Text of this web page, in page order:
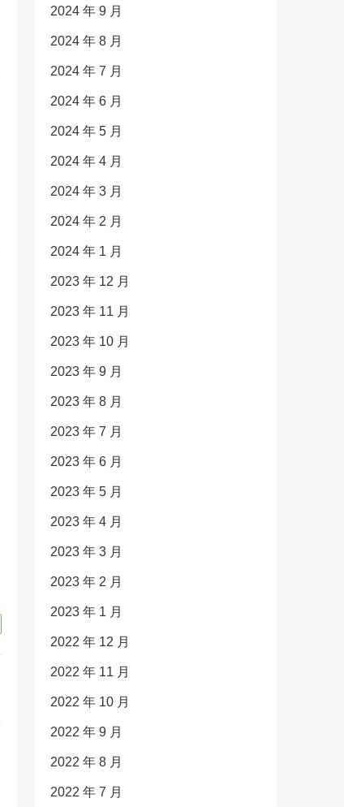
2024 年 9 月
2024 年 8 月
2024 年 7 月
2024 年 6 月
2024 年 5 月
2024 年 4 月
2024 年 3 月
2024 年 2 月
2024 年 1 月
2023 年 12 月
2023 年 11 月
2023 年 10 月
2023 年 9 月
2023 年 8 月
2023 年 7 月
2023 年 6 月
2023 年 5 月
2023 年 4 月
2023 年 3 月
2023 年 2 月
2023 年 1 月
2022 年 12 月
2022 年 11 月
2022 年 10 月
2022 年 9 月
2022 年 8 月
2022 年 7 月